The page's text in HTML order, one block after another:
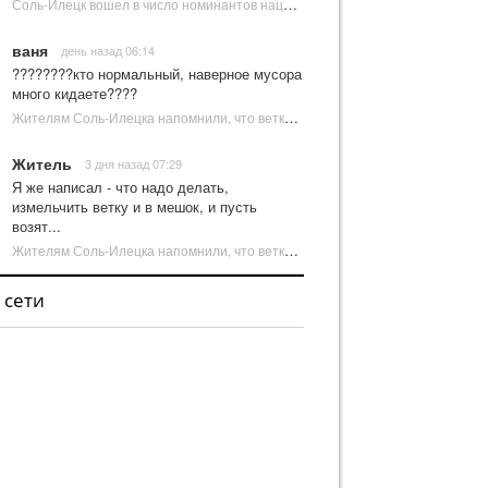
ваня день назад 06:14
????????кто нормальный, наверное мусора
много кидаете????
Жителям Соль-Илецка напомнили, что ветки от деревьев нельзя оставлять на площадках ТКО | Новости Соль-Илецка
Житель 3 дня назад 07:29
Я же написал - что надо делать,
измельчить ветку и в мешок, и пусть
возят...
Жителям Соль-Илецка напомнили, что ветки от деревьев нельзя оставлять на площадках ТКО | Новости Соль-Илецка